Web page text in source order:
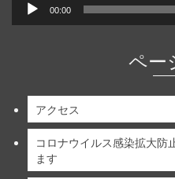
00:00
ペー
アクセス
コロナウイルス感染拡大防
ます